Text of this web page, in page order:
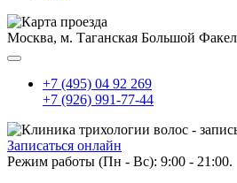
Москва, м. Таганская Большой
+7 (495) 04 92 269
+7 (926) 991-77-44
Записаться онлайн
Режим работы (Пн - Вс): 9:00 - 21:00.